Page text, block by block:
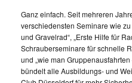
Ganz einfach. Seit mehreren
verschiedensten Seminare wie
und Gravelrad“, „Erste Hilfe für
Schrauberseminare für schnelle
und „wie man
bündelt alle Ausbildungs- und